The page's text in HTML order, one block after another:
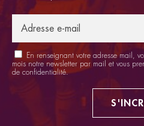
En renseignant votre adresse mail,
mois notre newsletter par mail et vous
de confidentialité.